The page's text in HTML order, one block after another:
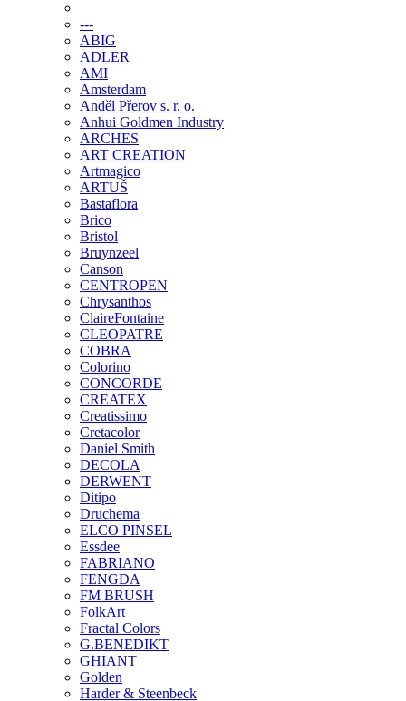
---
ABIG
ADLER
AMI
Amsterdam
Anděl Přerov s. r. o.
Anhui Goldmen Industry
ARCHES
ART CREATION
Artmagico
ARTUŠ
Bastaflora
Brico
Bristol
Bruynzeel
Canson
CENTROPEN
Chrysanthos
ClaireFontaine
CLEOPATRE
COBRA
Colorino
CONCORDE
CREATEX
Creatissimo
Cretacolor
Daniel Smith
DECOLA
DERWENT
Ditipo
Druchema
ELCO PINSEL
Essdee
FABRIANO
FENGDA
FM BRUSH
FolkArt
Fractal Colors
G.BENEDIKT
GHIANT
Golden
Harder & Steenbeck